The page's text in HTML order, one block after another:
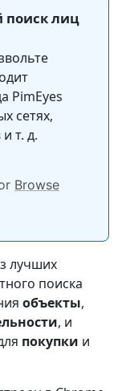
лиц
PimEyes
сетях,
т. д.
Browse
лучших
поиска
объекты,
, и
покупки и